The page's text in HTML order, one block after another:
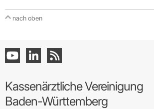
nach oben
Kassenärztliche Vereinigung
Baden-Württemberg